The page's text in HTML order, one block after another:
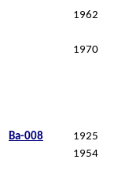
1962
1970
Ba-008 1925
1954